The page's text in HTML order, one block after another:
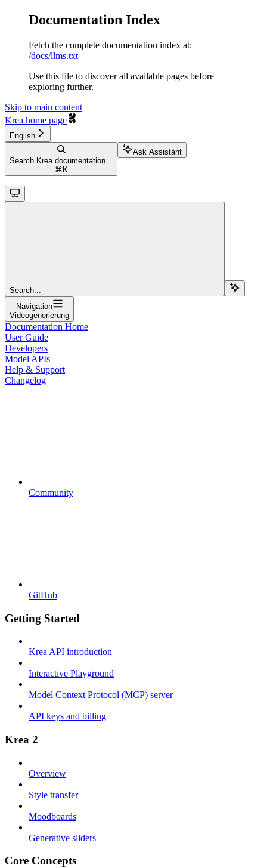
Documentation Index
Fetch the complete documentation index at:
/docs/llms.txt
Use this file to discover all available pages before
exploring further.
Skip to main content
Krea home page
English
Search Krea documentation...
⌘ K
Ask Assistant
Search...
Navigation
Videogenerierung
Documentation Home
User Guide
Developers
Model APIs
Help & Support
Changelog
Community
GitHub
Getting Started
Krea API introduction
Interactive Playground
Model Context Protocol (MCP) server
API keys and billing
Krea 2
Overview
Style transfer
Moodboards
Generative sliders
Core Concepts